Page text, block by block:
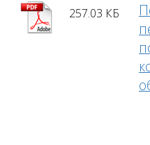
257.03 КБ